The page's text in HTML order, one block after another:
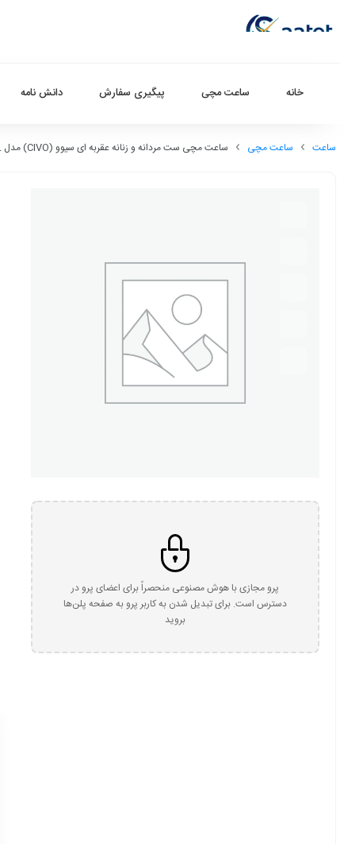
خانه ساعت مچی پیگیری سفارش دانش نامه
ساعت ساعت مچی ساعت مچی ست مردانه و زنانه عقربه ای سیوو (CIVO) مدل CV-L8085-BL-CV-L0124-BL
پرو مجازی با هوش مصنوعی منحصراً برای اعضای پرو در
دسترس است. برای تبدیل شدن به کاربر پرو به صفحه پلن‌ها
بروید